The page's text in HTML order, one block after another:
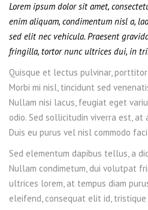
Lorem ipsum dolor sit amet,
enim aliquam, condimentum nisl a,
sed elit nec vehicula. Praesent
fringilla, tortor nunc ultrices dui, in
Quisque et lectus pulvinar,
Morbi mi nisl, tincidunt sed
Nullam nisi lacus, feugiat eget
odio. Sed sollicitudin viverra est, at
Duis eu purus vel nisl commodo
Sed elementum dapibus tellus, a
Nullam condimetum, dui volutpat
ultrices lorem, at tempus diam
eleifend, consequat elit id, tristique